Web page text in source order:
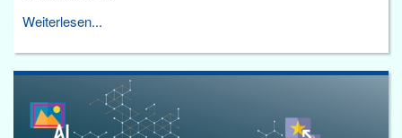
Weiterlesen...